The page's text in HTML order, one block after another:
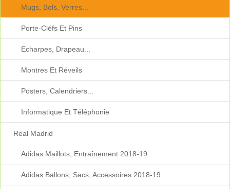
Mugs, Bols, Verres...
Porte-Cléfs Et Pins
Echarpes, Drapeau...
Montres Et Réveils
Posters, Calendriers...
Informatique Et Téléphonie
Real Madrid
Adidas Maillots, Entraînement 2018-19
Adidas Ballons, Sacs, Accessoires 2018-19